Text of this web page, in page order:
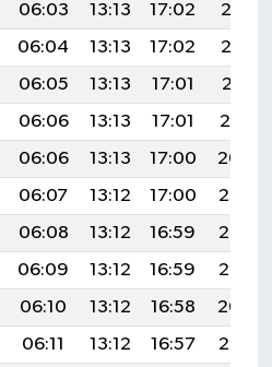
06:03 13:13 17:02
20:13
06:04 13:13 17:02
20:12
06:05 13:13 17:01
20:11
06:06 13:13 17:01
20:10
06:06 13:13 17:00
20:09
06:07 13:12 17:00
20:07
06:08 13:12 16:59
20:06
06:09 13:12 16:59
20:05
06:10 13:12 16:58
20:04
06:11 13:12 16:57
20:02